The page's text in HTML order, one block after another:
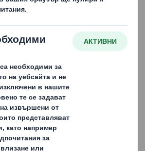
„Светът на млякото“, „Салон
и Дринк“.
като абсолютен победител в
опаковъчни решения в